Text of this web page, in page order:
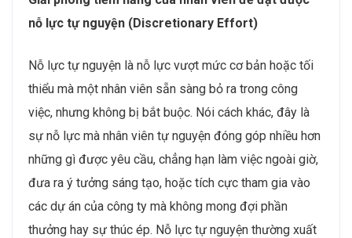
nỗ lực tự nguyện (Discretionary Effort)
Nỗ lực tự nguyện là nỗ lực vượt mức cơ bản hoặc tối
thiểu mà một nhân viên sẵn sàng bỏ ra trong công
việc, nhưng không bị bắt buộc. Nói cách khác, đây là
sự nỗ lực mà nhân viên tự nguyện đóng góp nhiều hơn
những gì được yêu cầu, chẳng hạn làm việc ngoài giờ,
đưa ra ý tưởng sáng tạo, hoặc tích cực tham gia vào
các dự án của công ty mà không mong đợi phần
thưởng hay sự thúc ép. Nỗ lực tự nguyện thường xuất